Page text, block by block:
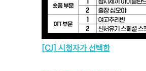
[CJ] 시청자가 선택한